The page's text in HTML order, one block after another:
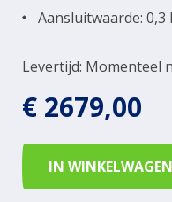
Levertijd: Momenteel
Aansluitwaarde: 0,3
€ 2679,00
IN WINKELWAGEN